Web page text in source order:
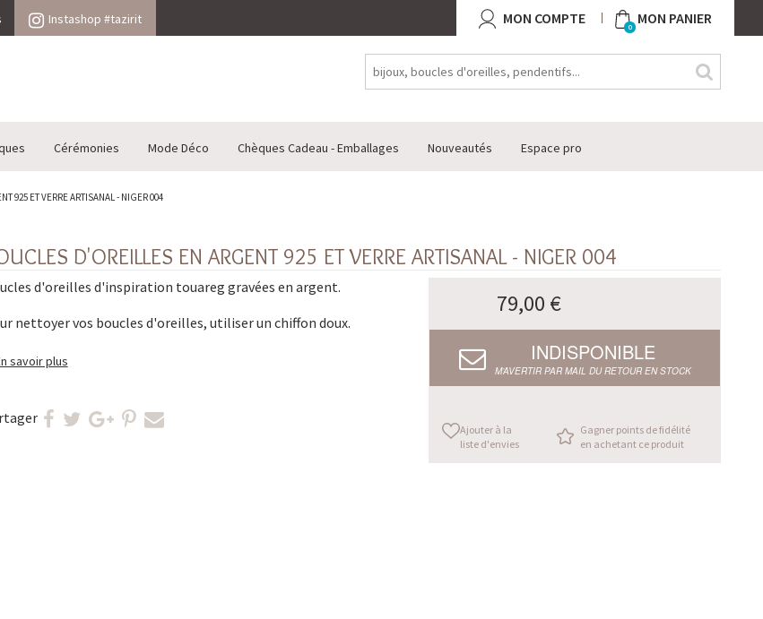
Instashop #tazirit MON COMPTE 0 MON PANIER
Cérémonies Mode Déco Chèques Cadeau - Emballages Nouveautés Espace pro
925 ET VERRE ARTISANAL - NIGER 004
D'OREILLES EN ARGENT 925 ET VERRE ARTISANAL - NIGER 004
d'oreilles d'inspiration touareg gravées en argent.
nettoyer vos boucles d'oreilles, utiliser un chiffon doux.
savoir plus
79,00 €
INDISPONIBLE
M’AVERTIR PAR MAIL DU RETOUR EN STOCK
Ajouter à la
liste d'envies
Gagner points de fidélité
en achetant ce produit